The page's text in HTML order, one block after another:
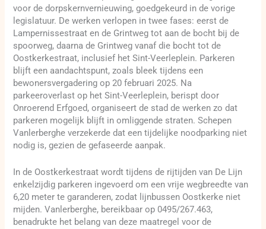
voor de dorpskernvernieuwing, goedgekeurd in de vorige
legislatuur. De werken verlopen in twee fases: eerst de
Lampernissestraat en de Grintweg tot aan de bocht bij de
spoorweg, daarna de Grintweg vanaf die bocht tot de
Oostkerkestraat, inclusief het Sint-Veerleplein. Parkeren
blijft een aandachtspunt, zoals bleek tijdens een
bewonersvergadering op 20 februari 2025. Na
parkeeroverlast op het Sint-Veerleplein, berispt door
Onroerend Erfgoed, organiseert de stad de werken zo dat
parkeren mogelijk blijft in omliggende straten. Schepen
Vanlerberghe verzekerde dat een tijdelijke noodparking niet
nodig is, gezien de gefaseerde aanpak.
In de Oostkerkestraat wordt tijdens de rijtijden van De Lijn
enkelzijdig parkeren ingevoerd om een vrije wegbreedte van
6,20 meter te garanderen, zodat lijnbussen Oostkerke niet
mijden. Vanlerberghe, bereikbaar op 0495/267.463,
benadrukte het belang van deze maatregel voor de